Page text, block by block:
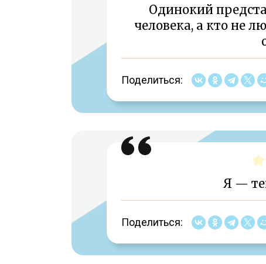
Одинокий
человека, а кто не
Поделиться:
Я —
Поделиться: